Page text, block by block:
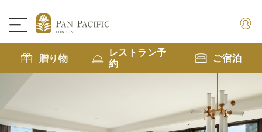
贈り物
レストラン予
約
ご宿泊